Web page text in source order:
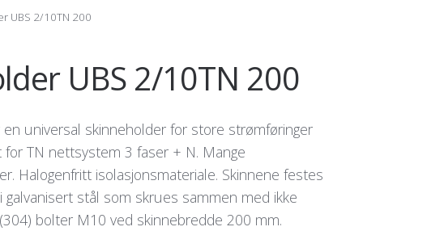
UBS 2/10TN 200
UBS 2/10TN 200
universal skinneholder for store strømføringer
for TN nettsystem 3 faser + N. Mange
Halogenfritt isolasjonsmateriale. Skinnene festes
stål som skrues sammen med ikke
bolter M10 ved skinnebredde 200 mm.